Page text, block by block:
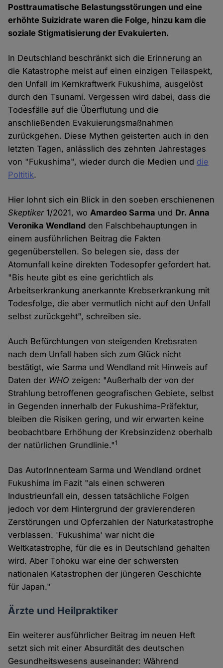
Posttraumatische Belastungsstörungen und eine
erhöhte Suizidrate waren die Folge, hinzu kam die
soziale Stigmatisierung der Evakuierten.
In Deutschland beschränkt sich die Erinnerung an
die Katastrophe meist auf einen einzigen Teilaspekt,
den Unfall im Kernkraftwerk Fukushima, ausgelöst
durch den Tsunami. Vergessen wird dabei, dass die
Todesfälle auf die Überflutung und die
anschließenden Evakuierungsmaßnahmen
zurückgehen. Diese Mythen geisterten auch in den
letzten Tagen, anlässlich des zehnten Jahrestages
von "Fukushima", wieder durch die Medien und die
Poltitik.
Hier lohnt sich ein Blick in den soeben erschienenen
Skeptiker1/2021, woAmardeo Sarma und Dr. Anna
Veronika Wendland den Falschbehauptungen in
einem ausführlichen Beitrag die Fakten
gegenüberstellen. So belegen sie, dass der
Atomunfall keine direkten Todesopfer gefordert hat.
"Bis heute gibt es eine gerichtlich als
Arbeitserkrankung anerkannte Krebserkrankung mit
Todesfolge, die aber vermutlich nicht auf den Unfall
selbst zurückgeht", schreiben sie.
Auch Befürchtungen von steigenden Krebsraten
nach dem Unfall haben sich zum Glück nicht
bestätigt, wie Sarma und Wendland mit Hinweis auf
Daten der WHO zeigen: "Außerhalb der von der
Strahlung betroffenen geografischen Gebiete, selbst
in Gegenden innerhalb der Fukushima-Präfektur,
bleiben die Risiken gering, und wir erwarten keine
beobachtbare Erhöhung der Krebsinzidenz oberhalb
der natürlichen Grundlinie."1
Das AutorInnenteam Sarma und Wendland ordnet
Fukushima im Fazit "als einen schweren
Industrieunfall ein, dessen tatsächliche Folgen
jedoch vor dem Hintergrund der gravierenderen
Zerstörungen und Opferzahlen der Naturkatastrophe
verblassen. 'Fukushima' war nicht die
Weltkatastrophe, für die es in Deutschland gehalten
wird. Aber Tohoku war eine der schwersten
nationalen Katastrophen der jüngeren Geschichte
für Japan."
Ärzte und Heilpraktiker
Ein weiterer ausführlicher Beitrag im neuen Heft
setzt sich mit einer Absurdität des deutschen
Gesundheitswesens auseinander: Während